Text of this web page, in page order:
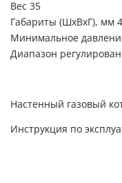
Вес 35
Габариты (ШxВxГ), мм
Минимальное
Диапазон
Настенный газовый
Инструкция по